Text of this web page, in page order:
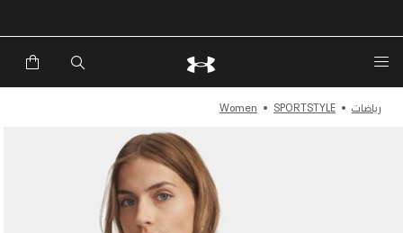
رياضات SPORTSTYLE
Women